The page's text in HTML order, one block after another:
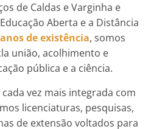
de Caldas e Varginha e
Aberta e a Distância
de existência, somos
união, acolhimento e
pública e a ciência.
vez mais integrada com
licenciaturas, pesquisas,
de extensão voltados para